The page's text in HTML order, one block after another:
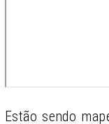
Estão sendo